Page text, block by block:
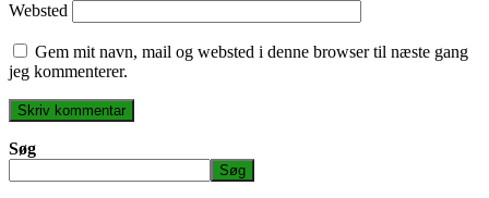
Websted
Gem mit navn, mail og websted i denne browser til næste gang
jeg kommenterer.
Søg
Søg